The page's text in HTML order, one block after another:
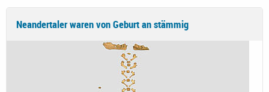
Neandertaler waren von Geburt an stämmig